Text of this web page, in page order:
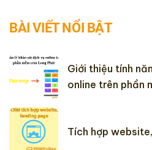
BÀI VIẾT NỔI BẬT
Giới thiệu tính
online trên phần
Tích hợp